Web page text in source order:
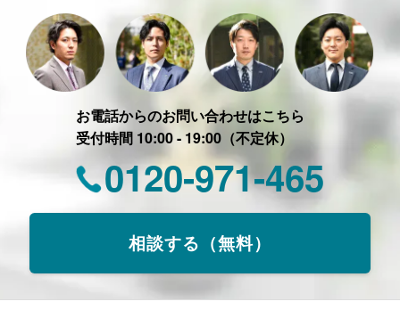
お電話からのお問い合わせはこちら
受付時間 10:00 - 19:00（不定休）
0120-971-465
相談する（無料）